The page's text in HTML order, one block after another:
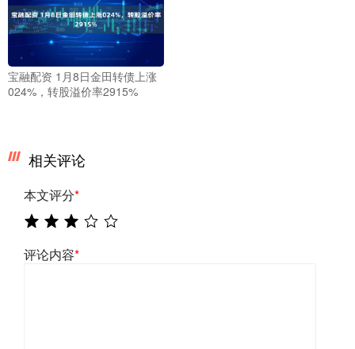
宝融配资 1月8日金田转债上涨
024%，转股溢价率2915%
相关评论
本文评分*
评论内容*